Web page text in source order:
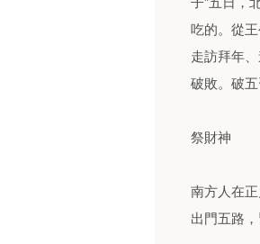
吃的。從
走訪拜年
破敗。破
祭財神
南方人在
出門五路，